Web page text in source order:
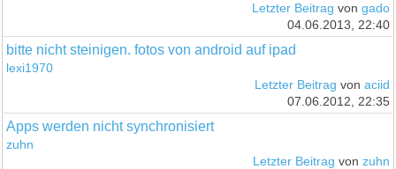
Letzter Beitrag von gado
04.06.2013, 22:40
bitte nicht steinigen. fotos von android auf ipad
lexi1970
Letzter Beitrag von aciid
07.06.2012, 22:35
Apps werden nicht synchronisiert
zuhn
Letzter Beitrag von zuhn